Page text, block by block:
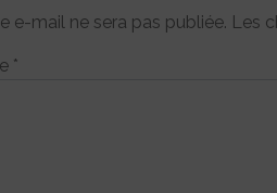
e-mail ne sera pas publiée. Les
*